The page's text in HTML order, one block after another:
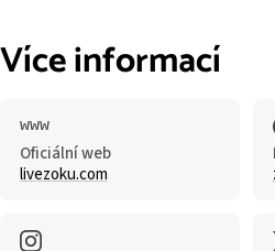
Více informací
Oficiální web
livezoku.com